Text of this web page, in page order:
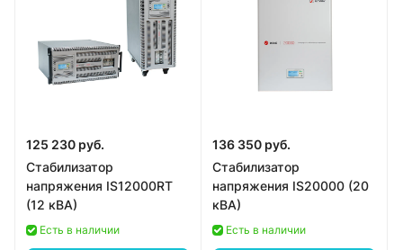
125 230 руб.
Стабилизатор
напряжения IS12000RT
(12 кВА)
Есть в наличии
136 350 руб.
Стабилизатор
напряжения IS20000 (20
кВА)
Есть в наличии